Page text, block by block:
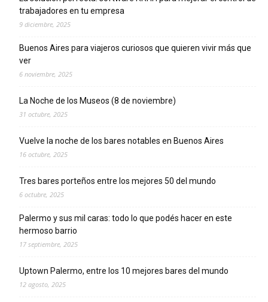
trabajadores en tu empresa
9 diciembre, 2025
Buenos Aires para viajeros curiosos que quieren vivir más que
ver
6 noviembre, 2025
La Noche de los Museos (8 de noviembre)
31 octubre, 2025
Vuelve la noche de los bares notables en Buenos Aires
16 octubre, 2025
Tres bares porteños entre los mejores 50 del mundo
6 octubre, 2025
Palermo y sus mil caras: todo lo que podés hacer en este
hermoso barrio
17 septiembre, 2025
Uptown Palermo, entre los 10 mejores bares del mundo
12 agosto, 2025